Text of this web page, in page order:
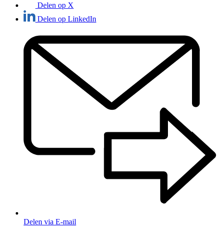
Delen op X
Delen op LinkedIn
Delen via E-mail